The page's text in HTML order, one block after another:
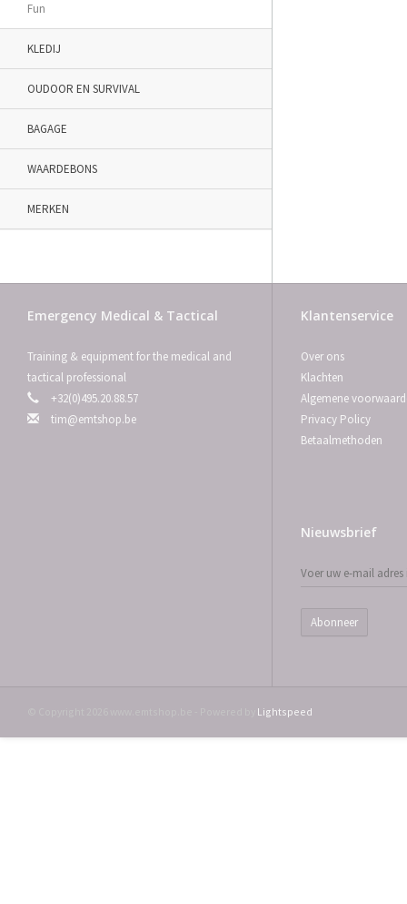
Fun
KLEDIJ
OUDOOR EN SURVIVAL
BAGAGE
WAARDEBONS
MERKEN
Emergency Medical & Tactical
Training & equipment for the medical and
tactical professional
+32(0)495.20.88.57
tim@emtshop.be
Klantenservice
Over ons
Klachten
Algemene
Privacy Policy
Betaalmethoden
Nieuwsbrief
Abonneer
Lightspeed